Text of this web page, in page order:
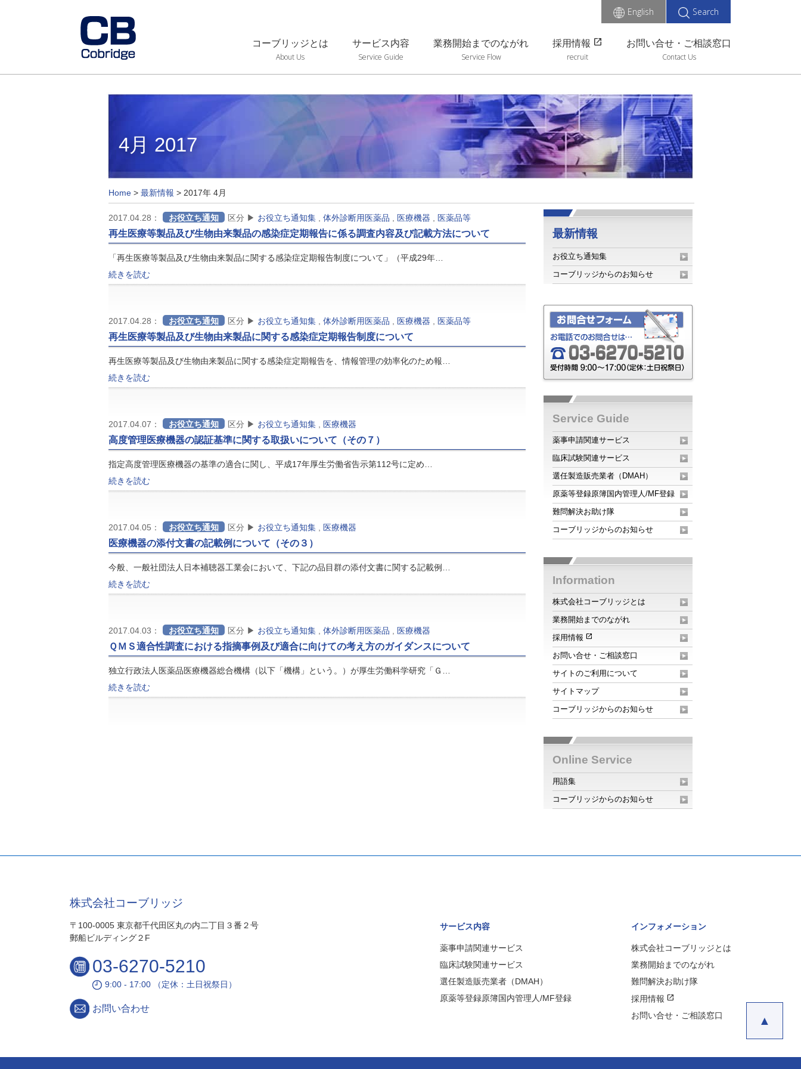
コーブリッジとは
About Us
サービス内容
Service Guide
業務開始までのながれ
Service Flow
採用情報 open_in_new
recruit
お問い合せ・ご相談窓口
Contact Us
English Search
4月 2017
Home > 最新情報 > 2017年 4月
2017.04.28： お役立ち通知 区分 ▶ お役立ち通知集 体外診断用医薬品 医療機器 医薬品等
再生医療等製品及び生物由来製品の感染症定期報告に係る調査内容及び記載方法について
「再生医療等製品及び生物由来製品に関する感染症定期報告制度について」（平成29年…
続きを読む
2017.04.28： お役立ち通知 区分 ▶ お役立ち通知集 体外診断用医薬品 医療機器 医薬品等
再生医療等製品及び生物由来製品に関する感染症定期報告制度について
再生医療等製品及び生物由来製品に関する感染症定期報告を、情報管理の効率化のため報…
続きを読む
2017.04.07： お役立ち通知 区分 ▶ お役立ち通知集 医療機器
高度管理医療機器の認証基準に関する取扱いについて（その７）
指定高度管理医療機器の基準の適合に関し、平成17年厚生労働省告示第112号に定め…
続きを読む
2017.04.05： お役立ち通知 区分 ▶ お役立ち通知集 医療機器
医療機器の添付文書の記載例について（その３）
今般、一般社団法人日本補聴器工業会において、下記の品目群の添付文書に関する記載例…
続きを読む
2017.04.03： お役立ち通知 区分 ▶ お役立ち通知集 体外診断用医薬品 医療機器
ＱＭＳ適合性調査における指摘事例及び適合に向けての考え方のガイダンスについて
独立行政法人医薬品医療機器総合機構（以下「機構」という。）が厚生労働科学研究「Ｇ…
続きを読む
最新情報
お役立ち通知集
コーブリッジからのお知らせ
Service Guide
薬事申請関連サービス
臨床試験関連サービス
選任製造販売業者（DMAH）
原薬等登録原簿国内管理人/MF登録
難問解決お助け隊
コーブリッジからのお知らせ
Information
株式会社コーブリッジとは
業務開始までのながれ
採用情報 open_in_new
お問い合せ・ご相談窓口
サイトのご利用について
サイトマップ
コーブリッジからのお知らせ
Online Service
用語集
コーブリッジからのお知らせ
株式会社コーブリッジ
〒100-0005 東京都千代田区丸の内二丁目３番２号
郵船ビルディング２F
03-6270-5210
9:00 - 17:00 （定休：土日祝祭日）
お問い合わせ
サービス内容
薬事申請関連サービス
臨床試験関連サービス
選任製造販売業者（DMAH）
原薬等登録原簿国内管理人/MF登録
インフォメーション
株式会社コーブリッジとは
業務開始までのながれ
難問解決お助け隊
採用情報 open_in_new
お問い合せ・ご相談窓口
▲